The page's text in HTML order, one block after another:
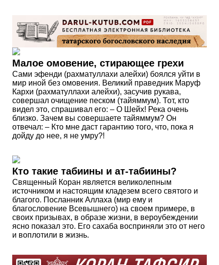
Малое омовение, стирающее грехи
Сами эфенди (рахматуллахи алейхи) боялся уйти в
мир иной без омовения. Великий праведник Маруф
Кархи (рахматуллахи алейхи), засучив рукава,
совершал очищение песком (тайяммум). Тот, кто
видел это, спрашивал его: – О Шейх! Река очень
близко. Зачем вы совершаете тайяммум? Он
отвечал: – Кто мне даст гарантию того, что, пока я
дойду до нее, я не умру?!
Кто такие табиины и ат-табиины?
Священный Коран является великолепным
источником и настоящим кладезем всего святого и
благого. Посланник Аллаха (мир ему и
благословение Всевышнего) на своем примере, в
своих призывах, в образе жизни, в вероубеждении
ясно показал это. Его сахаба восприняли это от него
и воплотили в жизнь.